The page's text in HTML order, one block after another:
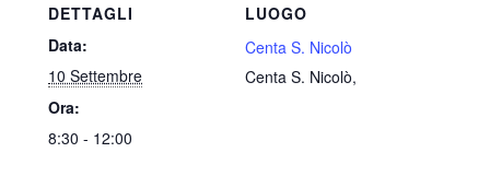
DETTAGLI
Data:
10 Settembre
Ora:
8:30 - 12:00
LUOGO
Centa S. Nicolò
Centa S. Nicolò,